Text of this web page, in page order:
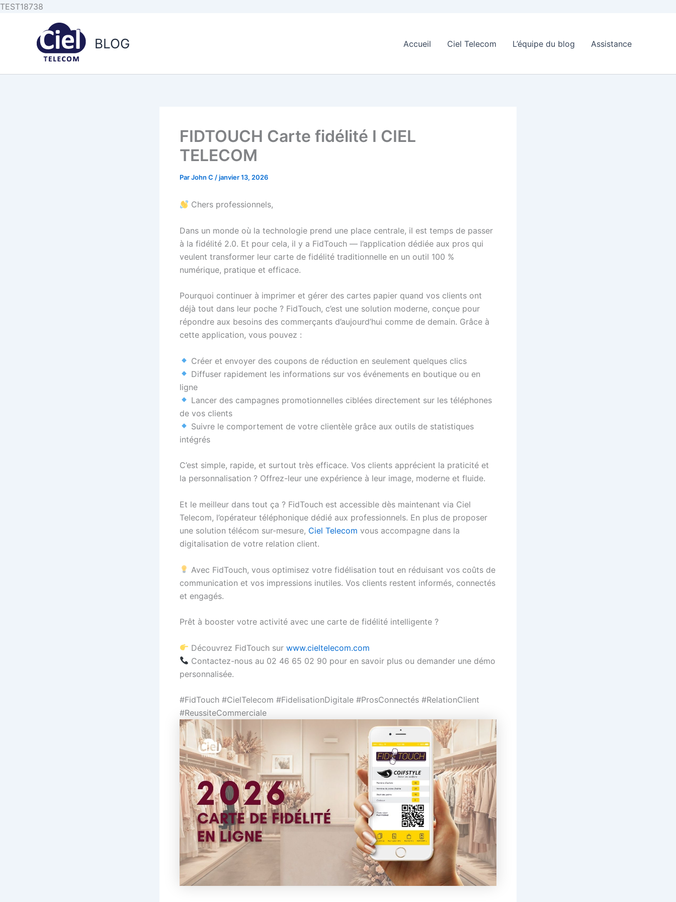
TEST18738
contenu
Aller
BLOG Accueil Ciel Telecom L’équipe du blog Assistance
FIDTOUCH Carte fidélité I CIEL
TELECOM
ParJohn C /janvier 13, 2026
Chers professionnels,
Dans un monde où la technologie prend une place centrale, il est temps de passer
à la fidélité 2.0. Et pour cela, il y a FidTouch — l’application dédiée aux pros qui
veulent transformer leur carte de fidélité traditionnelle en un outil 100 %
numérique, pratique et efficace.
Pourquoi continuer à imprimer et gérer des cartes papier quand vos clients ont
déjà tout dans leur poche ? FidTouch, c’est une solution moderne, conçue pour
répondre aux besoins des commerçants d’aujourd’hui comme de demain. Grâce à
cette application, vous pouvez :
Créer et envoyer des coupons de réduction en seulement quelques clics
Diffuser rapidement les informations sur vos événements en boutique ou en
ligne
Lancer des campagnes promotionnelles ciblées directement sur les téléphones
de vos clients
Suivre le comportement de votre clientèle grâce aux outils de statistiques
intégrés
C’est simple, rapide, et surtout très efficace. Vos clients apprécient la praticité et
la personnalisation ? Offrez-leur une expérience à leur image, moderne et fluide.
Et le meilleur dans tout ça ? FidTouch est accessible dès maintenant via Ciel
Telecom, l’opérateur téléphonique dédié aux professionnels. En plus de proposer
une solution télécom sur-mesure, Ciel Telecom vous accompagne dans la
digitalisation de votre relation client.
Avec FidTouch, vous optimisez votre fidélisation tout en réduisant vos coûts de
communication et vos impressions inutiles. Vos clients restent informés, connectés
et engagés.
Prêt à booster votre activité avec une carte de fidélité intelligente ?
Découvrez FidTouch surwww.cieltelecom.com
Contactez-nous au 02 46 65 02 90 pour en savoir plus ou demander une démo
personnalisée.
#FidTouch #CielTelecom #FidelisationDigitale #ProsConnectés #RelationClient
#ReussiteCommerciale